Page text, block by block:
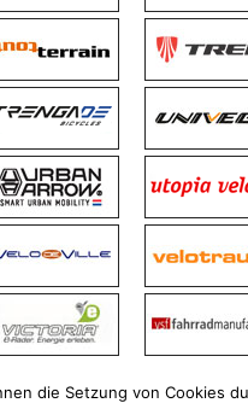
die Setzung von Cookies